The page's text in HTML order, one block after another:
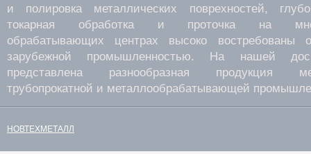
и полировка металлических поврехностей,
токарная обработка и проточка на
обрабатывающих центрах высоко востребованы
зарубежной промышленностью. На нашей
представлена разнообразная продукция
трубопрокатной и металлообрабатывающей
НОВТЕХМЕТАЛЛ